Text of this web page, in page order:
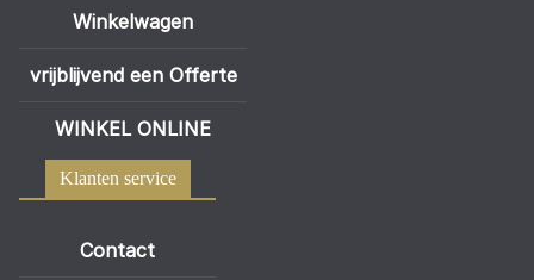
Winkelwagen
vrijblijvend een Offerte
WINKEL ONLINE
Klanten service
Contact